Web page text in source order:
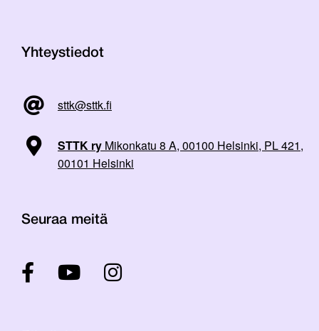
Yhteystiedot
sttk@sttk.fi
STTK ry Mikonkatu 8 A, 00100 Helsinki, PL 421,
00101 Helsinki
Seuraa meitä